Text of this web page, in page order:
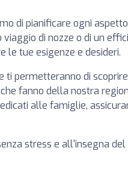
di pianificare ogni
di nozze o di un
le tue esigenze e desideri.
ti permetteranno di
fanno della nostra
alle famiglie,
stress e all'insegna